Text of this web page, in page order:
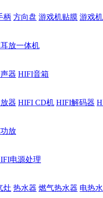
柄 方向盘 游戏机贴膜 游戏
放一体机
器 HIFI音箱
器 HIFI CD机 HIFI解码器
放
电源处理
灶 热水器 燃气热水器 电热